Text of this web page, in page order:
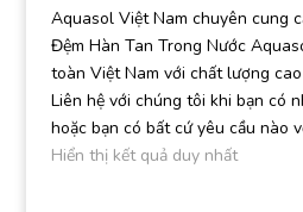
Aquasol Việt Nam chuyên cung
Đệm Hàn Tan Trong Nước
toàn Việt Nam với chất lượng
Liên hệ với chúng tôi khi bạn có
hoặc bạn có bất cứ yêu cầu nào
Hiển thị kết quả duy nhất